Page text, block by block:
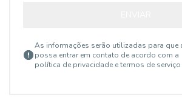
As informações serão utilizadas para que
possa entrar em contato de acordo com a
política de privacidade e termos de serviço